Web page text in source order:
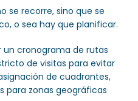
se recorre, sino que se
o sea hay que planificar.
un cronograma de rutas
de visitas para evitar
de cuadrantes,
para zonas geográficas